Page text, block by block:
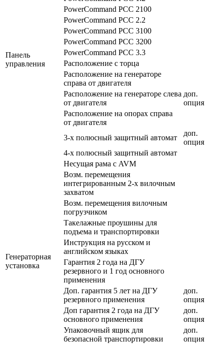
Панель
управления
PowerCommand PCC 2100
PowerCommand PCC 2.2
PowerCommand PCC 3100
PowerCommand PCC 3200
PowerCommand PCC 3.3
Расположение с торца
Расположение на генераторе
справа от двигателя
Расположение на генераторе слева
от двигателя
доп.
опция
Расположение на опорах справа
от двигателя
3-х полюсный защитный автомат
доп.
опция
4-х полюсный защитный автомат
Генераторная
установка
Несущая рама с AVM
Возм. перемещения
интегрированным 2-х вилочным
захватом
Возм. перемещения вилочным
погрузчиком
Такелажные проушины для
подъема и транспортировки
Инструкция на русском и
английском языках
Гарантия 2 года на ДГУ
резервного и 1 год основного
применения
Доп. гарантия 5 лет на ДГУ
резервного применения
доп.
опция
Доп гарантия 2 года на ДГУ
основного применения
доп.
опция
Упаковочный ящик для
безопасной транспортировки
доп.
опция